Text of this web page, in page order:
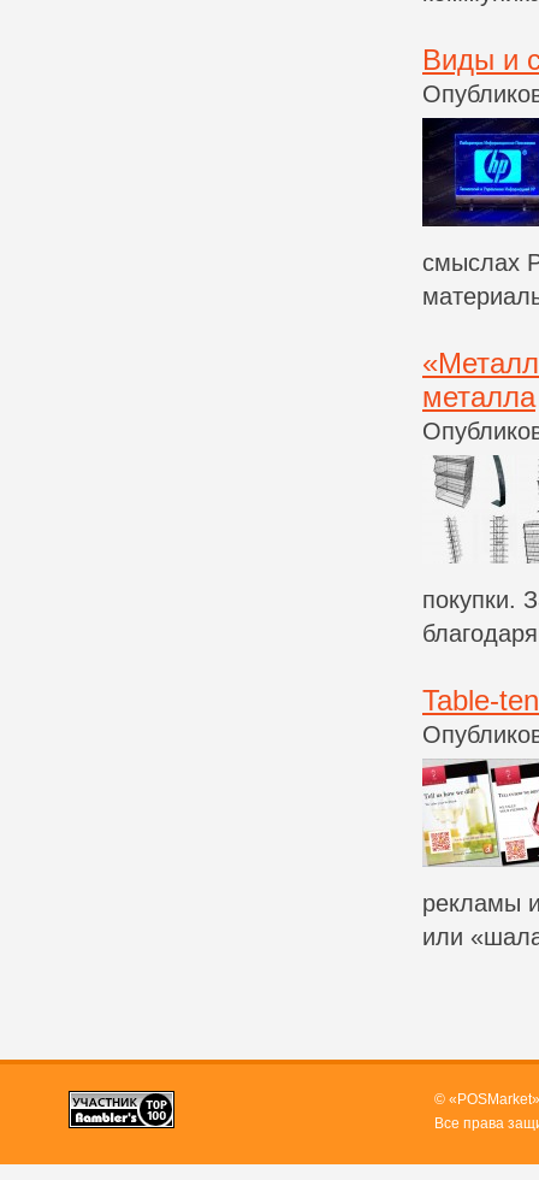
Виды и
смыслах
металла
покупки.
Table-
рекламы
или
©
Все права